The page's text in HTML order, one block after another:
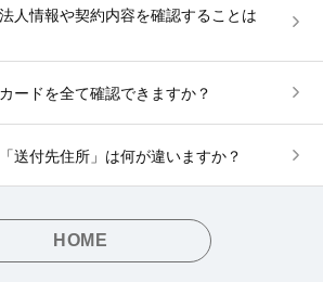
人情報や契約内容を確認することは
ードを全て確認できますか？
送付先住所」は何が違いますか？
HOME